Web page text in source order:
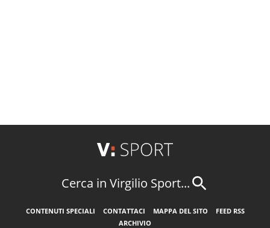
Cerca in Virgilio Sport...
CONTENUTI SPECIALI CONTATTACI MAPPA DEL SITO
FEED RSS
ARCHIVIO